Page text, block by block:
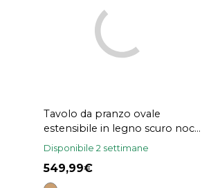
Tavolo da pranzo ovale
estensibile in legno scuro noce
L150-200 cm ANSEL
Disponibile 2 settimane
549,99